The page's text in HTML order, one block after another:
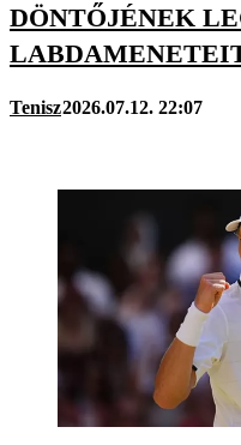
DÖNTŐJÉNEK
Tenisz2026.07.12. 22:07